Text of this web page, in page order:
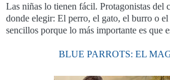
Las niñas lo tienen fácil. Protagonistas del
donde elegir: El perro, el gato, el burro o
sencillos porque lo más importante es que
BLUE PARROTS: EL